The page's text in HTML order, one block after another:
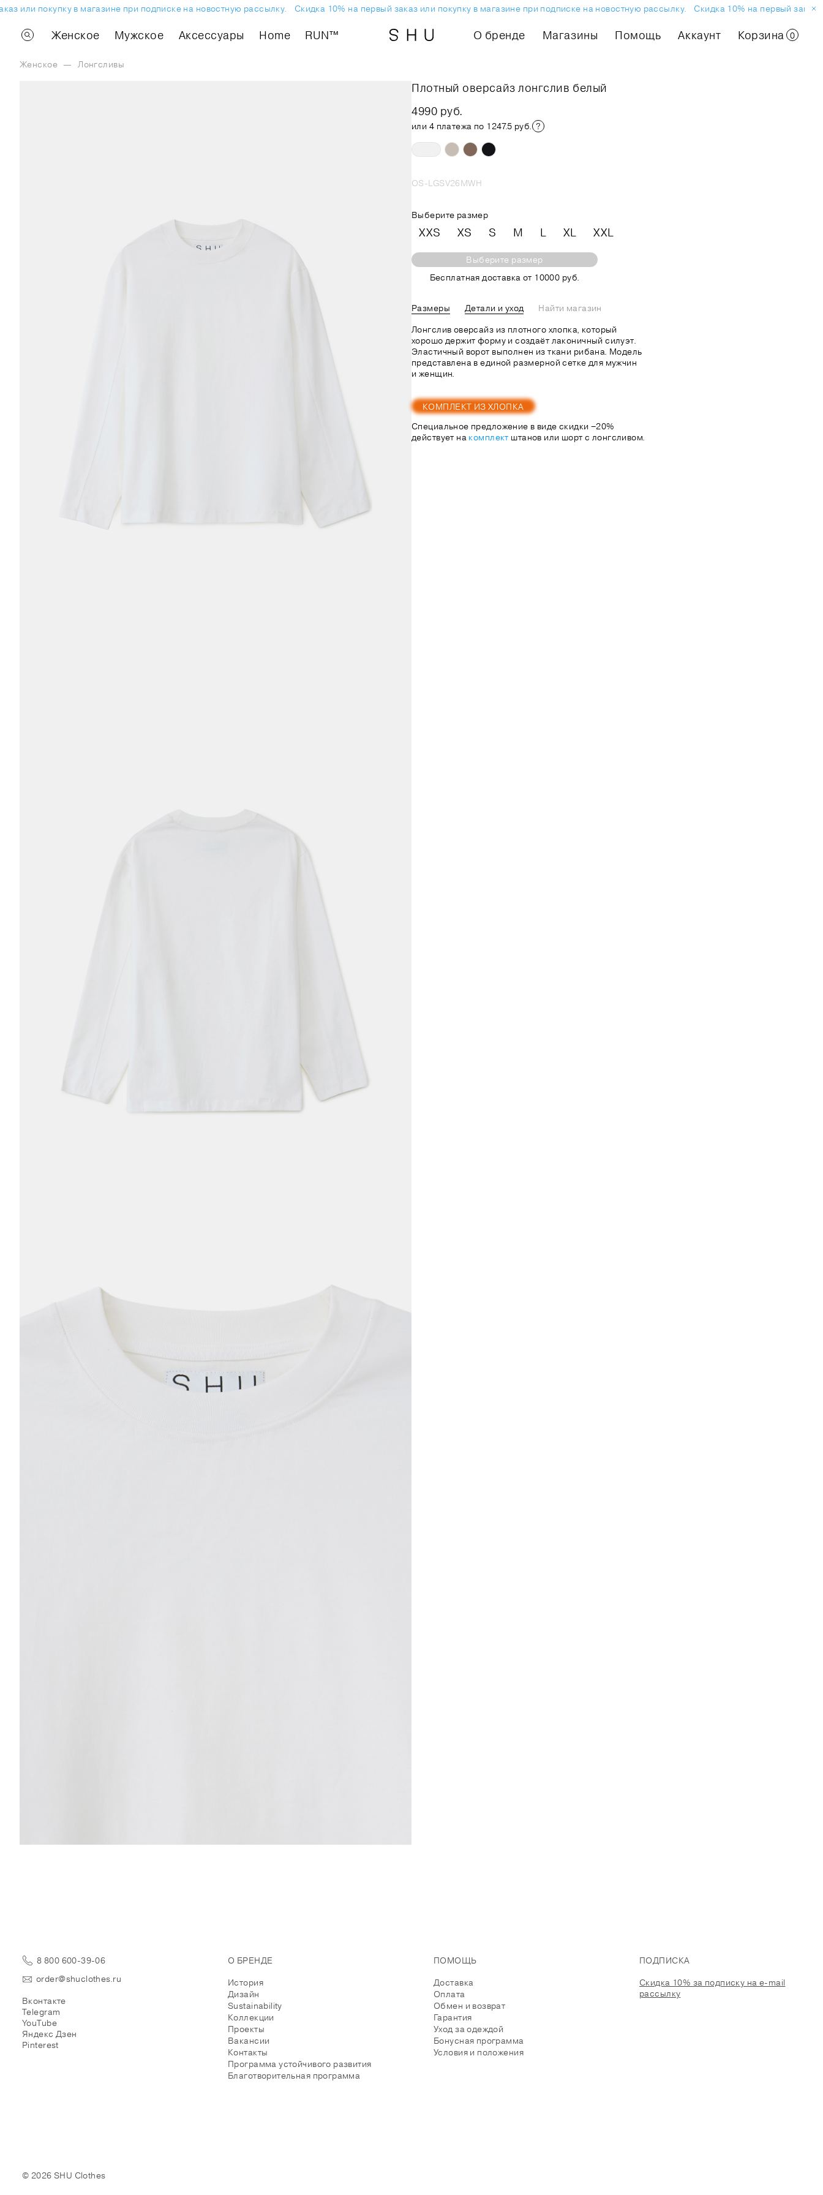
или покупку в магазине при подписке на новостную рассылку. Скидка 10% на первый заказ или покупку в магазине при подписке на новостную рассылку. Скидка 10% на первый заказ
Женское Мужское Аксессуары Home RUN™ О бренде Магазины Помощь Аккаунт Корзина 0
Женское — Лонгсливы
Плотный оверсайз лонгслив белый
4990 руб.
или 4 платежа по 1247.5 руб.
OS-LGSV26MWH
Выберите размер
XXS XS S M L XL XXL
Выберите размер
Бесплатная доставка от 10000 руб.
Размеры Детали и уход
Найти магазин
Лонгслив оверсайз из плотного хлопка, который
хорошо держит форму и создаёт лаконичный силуэт.
Эластичный ворот выполнен из ткани рибана. Модель
представлена в единой размерной сетке для мужчин
и женщин.
КОМПЛЕКТ ИЗ ХЛОПКА
Специальное предложение в виде скидки −20%
действует на комплект штанов или шорт с лонгсливом.
8 800 600-39-06
order@shuclothes.ru
Вконтакте
Telegram
YouTube
Яндекс Дзен
Pinterest
О БРЕНДЕ
История
Дизайн
Sustainability
Коллекции
Проекты
Вакансии
Контакты
Программа устойчивого развития
Благотворительная программа
ПОМОЩЬ
Доставка
Оплата
Обмен и возврат
Гарантия
Уход за одеждой
Бонусная программа
Условия и положения
ПОДПИСКА
Скидка 10% за подписку на e-mail
рассылку
© 2026 SHU Clothes